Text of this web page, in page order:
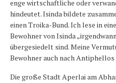
enge wirtschaftliche oder
hindeutet. Isinda bildete
einen Troika-Bund. Ich lese in
Bewohner von Isinda
übergesiedelt sind. Meine
Bewohner auch nach Antiphellos
Die große Stadt Aperlai am